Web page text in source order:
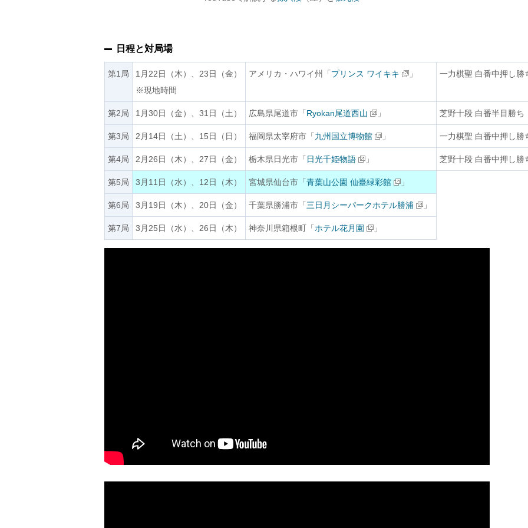
日程と対局場
第1局
1月22日（木）、23日（金）
※現地時間
アメリカ・ハワイ州「 プリンス ワイキキ 」 一力棋聖 白番中押し勝
第2局 1月30日（金）、31日（土） 広島県尾道市「 Ryokan尾道西山 」 芝野十段 白番半目勝ち
第3局 2月14日（土）、15日（日） 福岡県太宰府市「 九州国立博物館 」 一力棋聖 白番中押し勝
第4局 2月26日（木）、27日（金） 栃木県日光市「 日光千姫物語 」 芝野十段 白番中押し勝
第5局 3月11日（水）、12日（木） 宮城県仙台市「 青葉山公園 仙臺緑彩館 」
第6局 3月19日（木）、20日（金） 千葉県勝浦市「 三日月シーパークホテル勝浦 」
第7局 3月25日（水）、26日（木） 神奈川県箱根町「 ホテル花月園 」